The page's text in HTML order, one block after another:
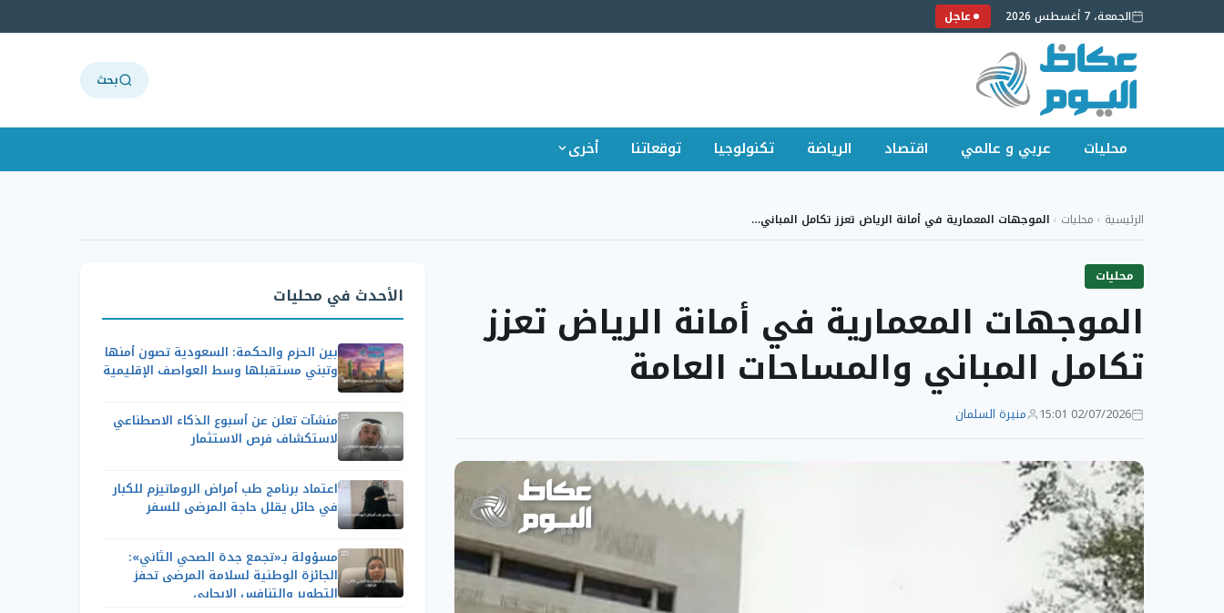
الجمعة، 7 أغسطس 2026 عاجل
بحث
محليات عربي و عالمي اقتصاد الرياضة تكنولوجيا توقعاتنا أخرى
الرئيسية › محليات › الموجهات المعمارية في أمانة الرياض تعزز تكامل المباني…
محليات
الموجهات المعمارية في أمانة الرياض تعزز
تكامل المباني والمساحات العامة
02/07/2026 15:01 منيرة السلمان
الأحدث في محليات
بين الحزم والحكمة: السعودية تصون أمنها
وتبني مستقبلها وسط العواصف الإقليمية
منشآت تعلن عن أسبوع الذكاء الاصطناعي
لاستكشاف فرص الاستثمار
اعتماد برنامج طب أمراض الروماتيزم للكبار
في حائل يقلل حاجة المرضى للسفر
مسؤولة بـ«تجمع جدة الصحي الثاني»:
الجائزة الوطنية لسلامة المرضى تحفز
التطوير والتنافس الإيجابي